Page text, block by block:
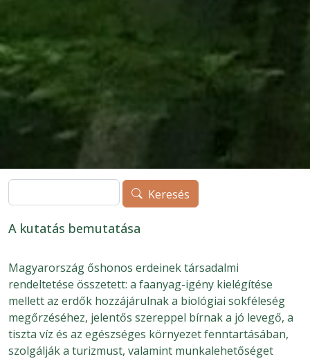
Keresés
Keresés
A kutatás bemutatása
Magyarország őshonos erdeinek társadalmi
rendeltetése összetett: a faanyag-igény kielégítése
mellett az erdők hozzájárulnak a biológiai sokféleség
megőrzéséhez, jelentős szereppel bírnak a jó levegő, a
tiszta víz és az egészséges környezet fenntartásában,
szolgálják a turizmust, valamint munkalehetőséget